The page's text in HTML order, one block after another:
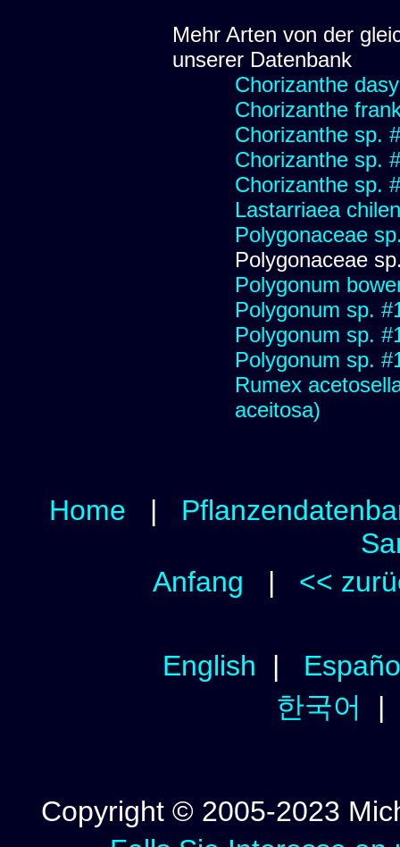
Mehr Arten von der
unserer Datenbank
Chorizanthe
Chorizanthe
Chorizanthe sp.
Chorizanthe sp.
Chorizanthe sp.
Lastarriaea
Polygonaceae
Polygonaceae
Polygonum
Polygonum sp.
Polygonum sp.
Polygonum sp.
Rumex
aceitosa)
Home |
Anfang | <<
English |
한국어
Copyright © 2005-2023